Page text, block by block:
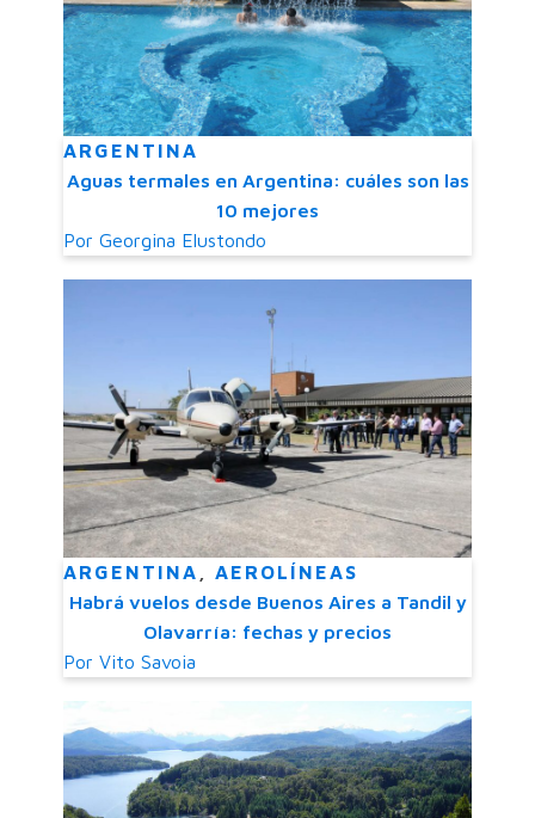
ARGENTINA
Aguas termales en Argentina: cuáles son las
10 mejores
Por Georgina Elustondo
ARGENTINA
AEROLÍNEAS
Habrá vuelos desde Buenos Aires a Tandil y
Olavarría: fechas y precios
Por Vito Savoia